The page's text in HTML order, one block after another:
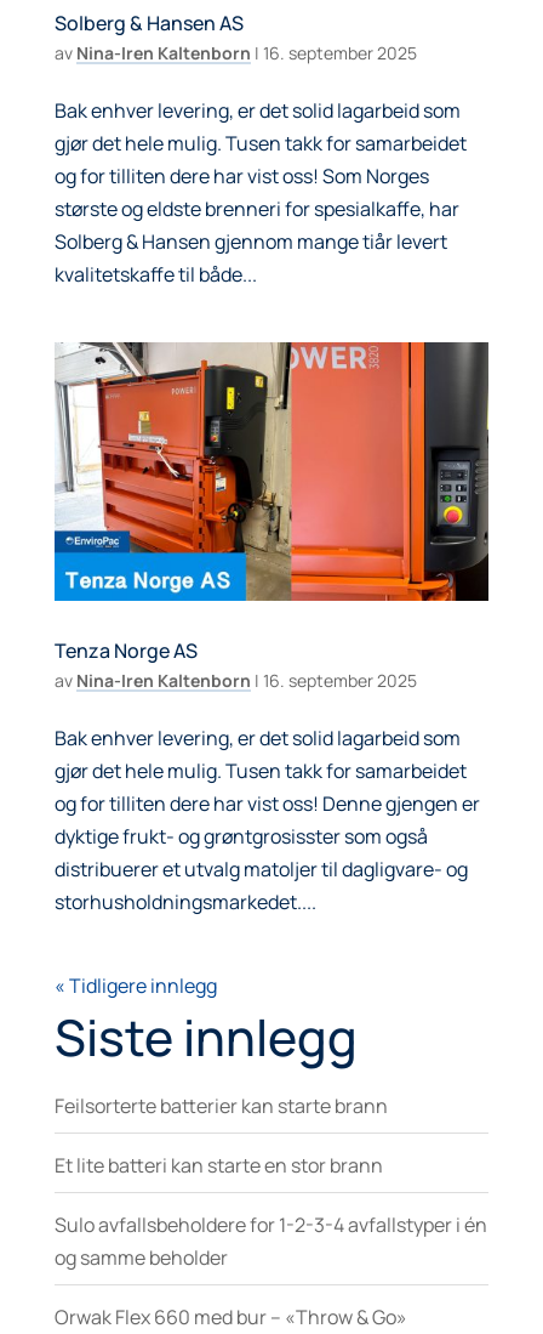
Solberg & Hansen AS
av Nina-Iren Kaltenborn | 16. september 2025
Bak enhver levering, er det solid lagarbeid som
gjør det hele mulig. Tusen takk for samarbeidet
og for tilliten dere har vist oss! Som Norges
største og eldste brenneri for spesialkaffe, har
Solberg & Hansen gjennom mange tiår levert
kvalitetskaffe til både...
Tenza Norge AS
av Nina-Iren Kaltenborn | 16. september 2025
Bak enhver levering, er det solid lagarbeid som
gjør det hele mulig. Tusen takk for samarbeidet
og for tilliten dere har vist oss! Denne gjengen er
dyktige frukt- og grøntgrosisster som også
distribuerer et utvalg matoljer til dagligvare- og
storhusholdningsmarkedet....
« Tidligere innlegg
Siste innlegg
Feilsorterte batterier kan starte brann
Et lite batteri kan starte en stor brann
Sulo avfallsbeholdere for 1-2-3-4 avfallstyper i én
og samme beholder
Orwak Flex 660 med bur – «Throw & Go»